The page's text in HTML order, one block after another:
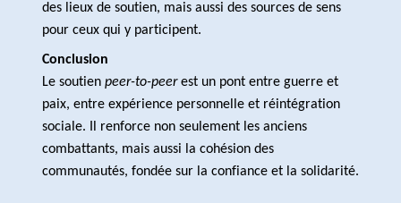
des lieux de soutien, mais aussi des sources de sens
pour ceux qui y participent.
Conclusion
Le soutien peer-to-peerest un pont entre guerre et
paix, entre expérience personnelle et réintégration
sociale. Il renforce non seulement les anciens
combattants, mais aussi la cohésion des
communautés, fondée sur la confiance et la solidarité.